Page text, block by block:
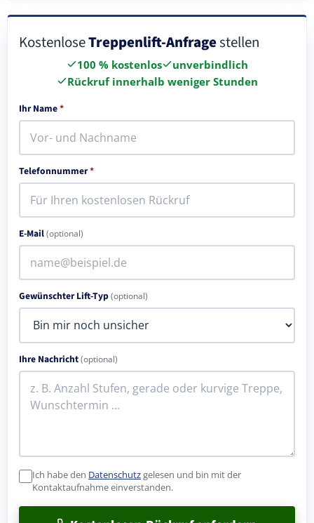
KostenloseTreppenlift-Anfragestellen
100 % kostenlos
unverbindlich
Rückruf innerhalb weniger Stunden
Ihr Name*
Telefonnummer*
E-Mail(optional)
Gewünschter Lift-Typ(optional)
Ihre Nachricht(optional)
Ich habe den Datenschutzgelesen und bin mit der
Kontaktaufnahme einverstanden.